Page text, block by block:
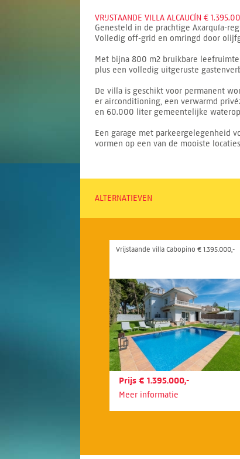
VRIJSTAANDE VILLA ALCAUCÍN €
Genesteld in de prachtige Axarquía-
Volledig off-grid en omringd door
Met bijna 800 m2 bruikbare
plus een volledig uitgeruste
De villa is geschikt voor permanent
er airconditioning, een verwarmd
en 60.000 liter gemeentelijke
Een garage met parkeergelegenheid
vormen op een van de mooiste
ALTERNATIEVEN
Vrijstaande villa Cabopino € 1.395.000,-
Prijs € 1.395.000,-
Meer informatie